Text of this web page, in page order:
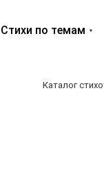
Стихи по темам
Каталог